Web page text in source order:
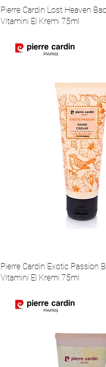
Pierre Cardin Lost Heaven
Vitamini El Kremi 75ml
Pierre Cardin Exotic Passion
Vitamini El Kremi 75ml